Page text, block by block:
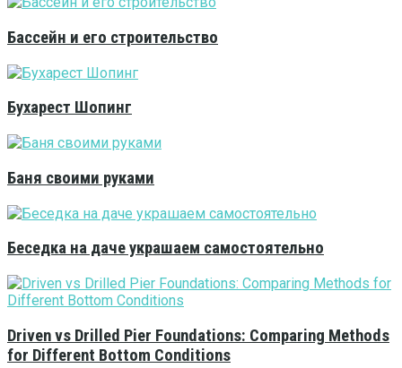
Бассейн и его строительство
Бухарест Шопинг
Баня своими руками
Беседка на даче украшаем самостоятельно
Driven vs Drilled Pier Foundations: Comparing Methods
for Different Bottom Conditions